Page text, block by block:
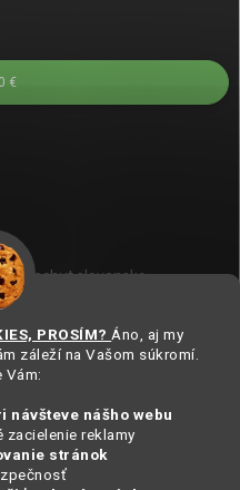
PROSÍM? Áno, aj my
záleží na Vašom súkromí.
Vám:
nášho webu
reklamy
stránok
€
. Všechna práva vyhrazena.